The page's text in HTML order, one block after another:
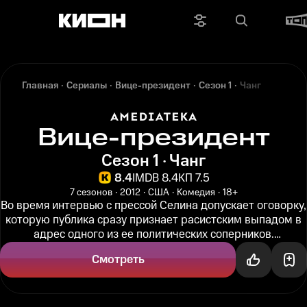
Главная Сериалы Вице-президент Сезон 1 Чанг
Вице-президент
Сезон 1 · Чанг
8.4IMDB 8.4КП 7.5
7 сезонов 2012 США Комедия 18+
Во время интервью с прессой Селина допускает оговорку,
которую публика сразу признает расистским выпадом в
адрес одного из ее политических соперников.
Смотреть